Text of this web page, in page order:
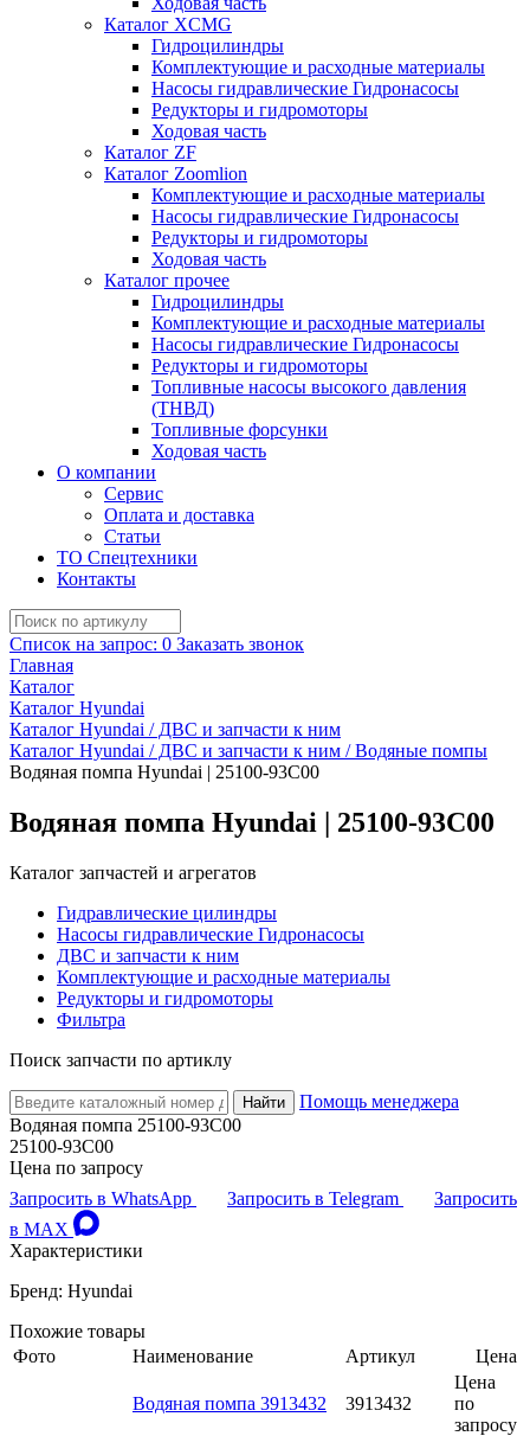
Каталог XCMG
Гидроцилиндры
Комплектующие и расходные материалы
Насосы гидравлические Гидронасосы
Редукторы и гидромоторы
Ходовая часть
Каталог ZF
Каталог Zoomlion
Комплектующие и расходные материалы
Насосы гидравлические Гидронасосы
Редукторы и гидромоторы
Ходовая часть
Каталог прочее
Гидроцилиндры
Комплектующие и расходные материалы
Насосы гидравлические Гидронасосы
Редукторы и гидромоторы
Топливные насосы высокого давления
(ТНВД)
Топливные форсунки
Ходовая часть
О компании
Сервис
Оплата и доставка
Статьи
ТО Спецтехники
Контакты
Список на запрос: 0 Заказать звонок
Главная
Каталог
Каталог Hyundai
Каталог Hyundai / ДВС и запчасти к ним
Каталог Hyundai / ДВС и запчасти к ним / Водяные помпы
Водяная помпа Hyundai | 25100-93C00
Водяная помпа Hyundai | 25100-93C00
Каталог запчастей и агрегатов
Гидравлические цилиндры
Насосы гидравлические Гидронасосы
ДВС и запчасти к ним
Комплектующие и расходные материалы
Редукторы и гидромоторы
Фильтра
Поиск запчасти по артиклу
Найти
Помощь менеджера
Водяная помпа 25100-93C00
25100-93C00
Цена по запросу
Запросить в WhatsApp
Запросить в Telegram
Запросить
в MAX
Характеристики
Бренд: Hyundai
Похожие товары
Фото
Наименование Артикул Цена
Водяная помпа 3913432 3913432
Цена
по
запросу